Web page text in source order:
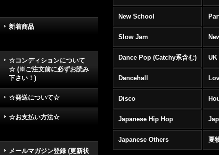
新着商品
☆コンディションについて
☆ (※ご注文前に必ずお読み
下さい！)
☆発送について☆
☆お支払い方法☆
メールマガジン登録 (更新状
New School
Slow Jam
Dance Pop (Catchy系含む) UK
Dancehall
Disco
Japanese Hip Hop
Japanese Others 夏